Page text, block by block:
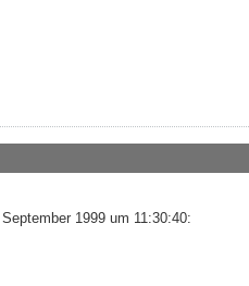
1999 um 11:30:40: